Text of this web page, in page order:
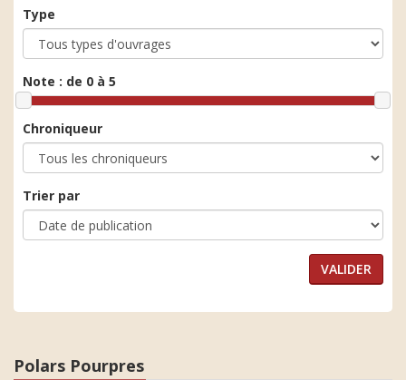
Type
Note : de 0 à 5
Chroniqueur
Trier par
Polars Pourpres